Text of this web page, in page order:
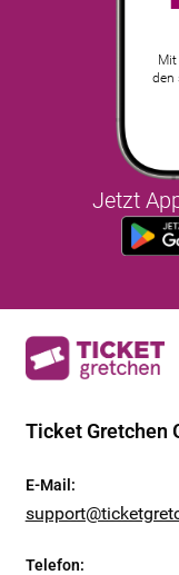
Mit
den
Jetzt
Ticket Gretchen
E-Mail :
Telefon: